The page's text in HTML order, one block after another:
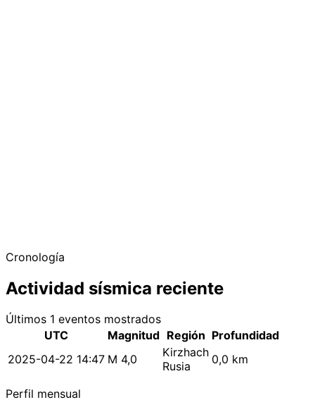
Cronología
Actividad sísmica reciente
Últimos 1 eventos mostrados
UTC
Magnitud Región Profundidad
2025-04-22 14:47 M 4,0
Kirzhach
Rusia
0,0 km
Perfil mensual